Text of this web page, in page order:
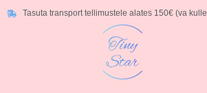
Tasuta transport tellimustele alates 150€ (va